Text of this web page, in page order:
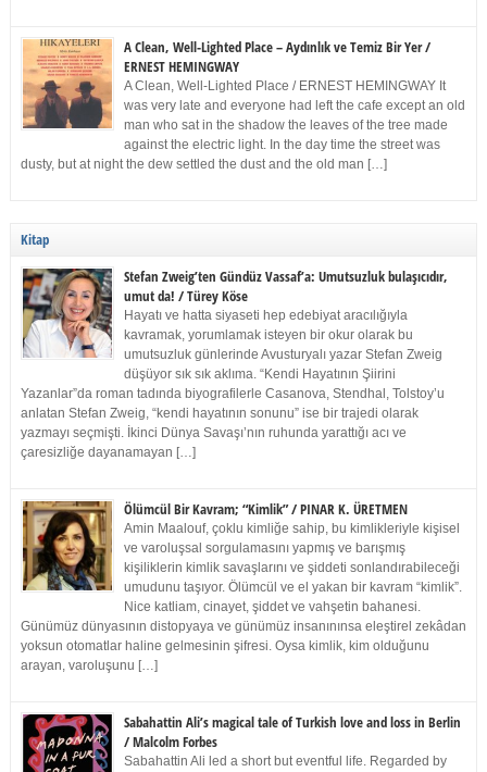
A Clean, Well-Lighted Place – Aydınlık ve Temiz Bir Yer /
ERNEST HEMINGWAY
A Clean, Well-Lighted Place / ERNEST HEMINGWAY It
was very late and everyone had left the cafe except an old
man who sat in the shadow the leaves of the tree made
against the electric light. In the day time the street was
dusty, but at night the dew settled the dust and the old man […]
Kitap
Stefan Zweig’ten Gündüz Vassaf’a: Umutsuzluk bulaşıcıdır,
umut da! / Türey Köse
Hayatı ve hatta siyaseti hep edebiyat aracılığıyla
kavramak, yorumlamak isteyen bir okur olarak bu
umutsuzluk günlerinde Avusturyalı yazar Stefan Zweig
düşüyor sık sık aklıma. “Kendi Hayatının Şiirini
Yazanlar”da roman tadında biyografilerle Casanova, Stendhal, Tolstoy’u
anlatan Stefan Zweig, “kendi hayatının sonunu” ise bir trajedi olarak
yazmayı seçmişti. İkinci Dünya Savaşı’nın ruhunda yarattığı acı ve
çaresizliğe dayanamayan […]
Ölümcül Bir Kavram; “Kimlik” / PINAR K. ÜRETMEN
Amin Maalouf, çoklu kimliğe sahip, bu kimlikleriyle kişisel
ve varoluşsal sorgulamasını yapmış ve barışmış
kişiliklerin kimlik savaşlarını ve şiddeti sonlandırabileceği
umudunu taşıyor. Ölümcül ve el yakan bir kavram “kimlik”.
Nice katliam, cinayet, şiddet ve vahşetin bahanesi.
Günümüz dünyasının distopyaya ve günümüz insanınınsa eleştirel zekâdan
yoksun otomatlar haline gelmesinin şifresi. Oysa kimlik, kim olduğunu
arayan, varoluşunu […]
Sabahattin Ali’s magical tale of Turkish love and loss in Berlin
/ Malcolm Forbes
Sabahattin Ali led a short but eventful life. Regarded by